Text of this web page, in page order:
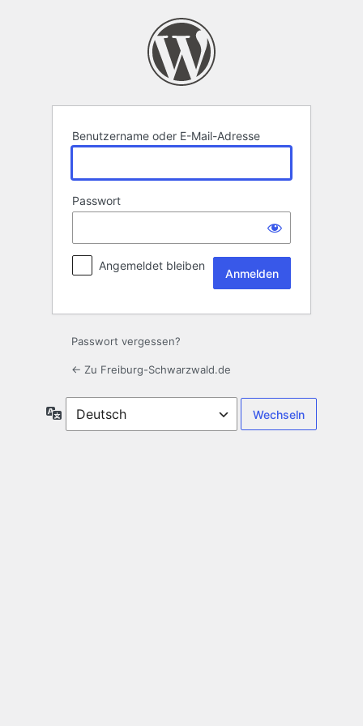
Benutzername oder E-Mail-Adresse
Passwort
Angemeldet bleiben
Passwort vergessen?
← Zu Freiburg-Schwarzwald.de
Sprache